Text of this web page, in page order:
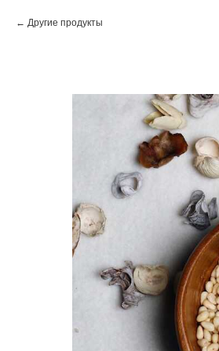
Другие продукты